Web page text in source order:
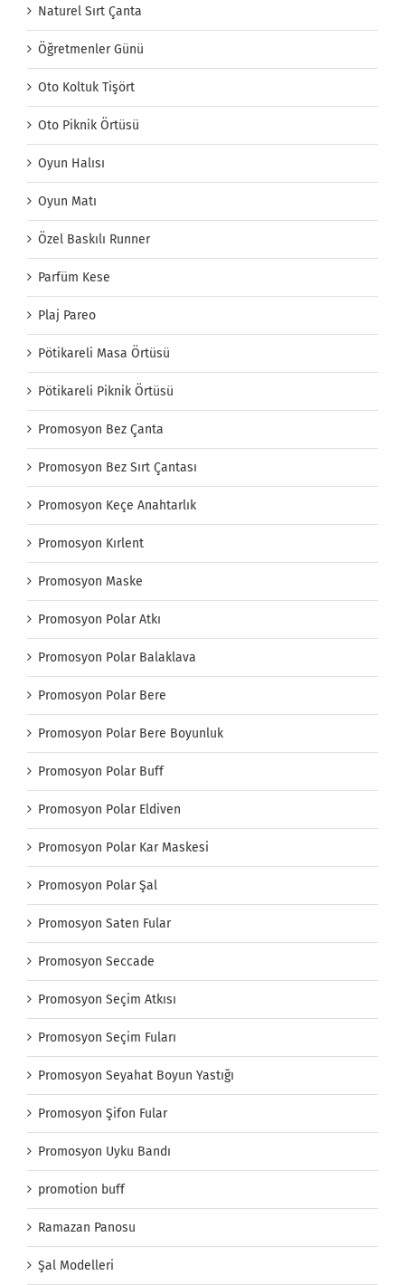
Naturel Sırt Çanta
Öğretmenler Günü
Oto Koltuk Tişört
Oto Piknik Örtüsü
Oyun Halısı
Oyun Matı
Özel Baskılı Runner
Parfüm Kese
Plaj Pareo
Pötikareli Masa Örtüsü
Pötikareli Piknik Örtüsü
Promosyon Bez Çanta
Promosyon Bez Sırt Çantası
Promosyon Keçe Anahtarlık
Promosyon Kırlent
Promosyon Maske
Promosyon Polar Atkı
Promosyon Polar Balaklava
Promosyon Polar Bere
Promosyon Polar Bere Boyunluk
Promosyon Polar Buff
Promosyon Polar Eldiven
Promosyon Polar Kar Maskesi
Promosyon Polar Şal
Promosyon Saten Fular
Promosyon Seccade
Promosyon Seçim Atkısı
Promosyon Seçim Fuları
Promosyon Seyahat Boyun Yastığı
Promosyon Şifon Fular
Promosyon Uyku Bandı
promotion buff
Ramazan Panosu
Şal Modelleri